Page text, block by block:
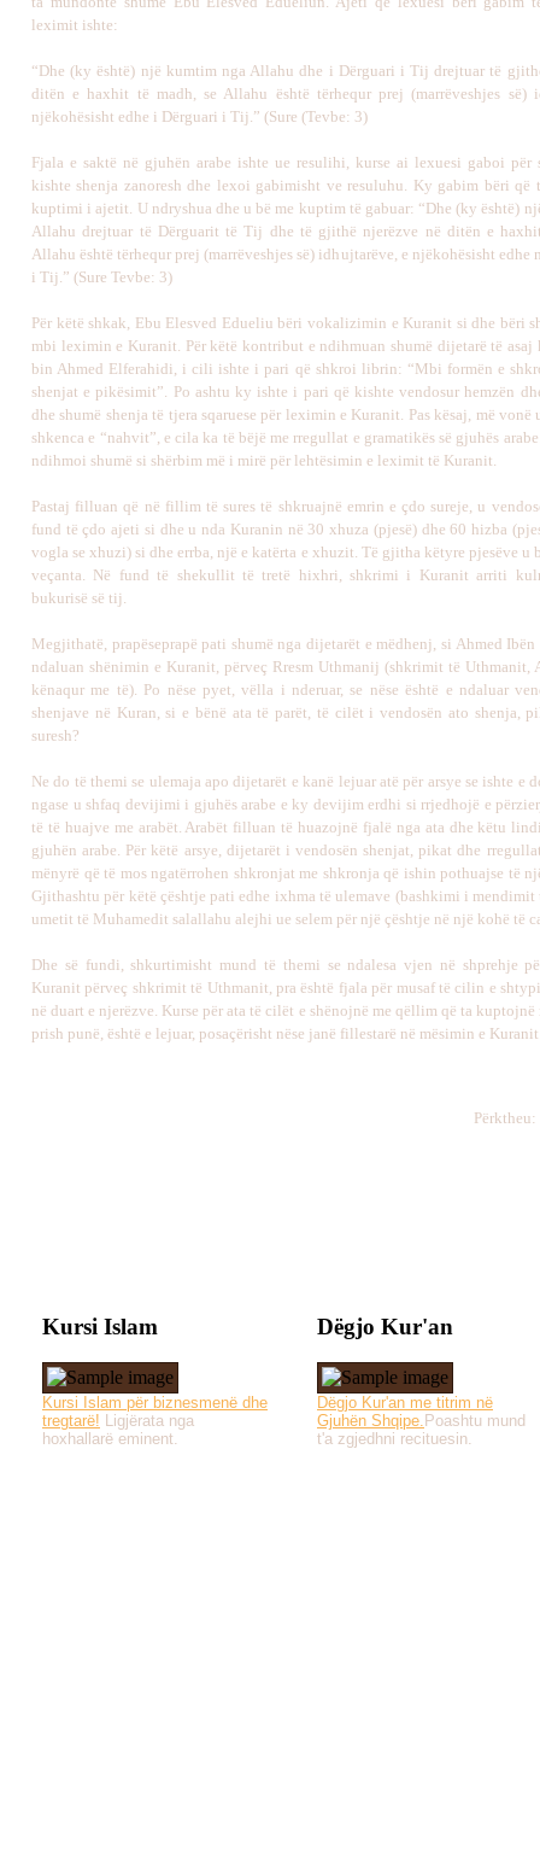
leximit ishte:
“Dhe (ky është) një kumtim nga Allahu dhe i Dërguari i Tij drejtuar të
ditën e haxhit të madh, se Allahu është tërhequr prej (marrëveshjes së)
njëkohësisht edhe i Dërguari i Tij.” (Sure (Tevbe: 3)
Fjala e saktë në gjuhën arabe ishte ue resulihi, kurse ai lexuesi gaboi për
kishte shenja zanoresh dhe lexoi gabimisht ve resuluhu. Ky gabim bëri që
kuptimi i ajetit. U ndryshua dhe u bë me kuptim të gabuar: “Dhe (ky është)
Allahu drejtuar të Dërguarit të Tij dhe të gjithë njerëzve në ditën e
Allahu është tërhequr prej (marrëveshjes së) idhujtarëve, e njëkohësisht edhe
i Tij.” (Sure Tevbe: 3)
Për këtë shkak, Ebu Elesved Edueliu bëri vokalizimin e Kuranit si dhe bëri
mbi leximin e Kuranit. Për këtë kontribut e ndihmuan shumë dijetarë të asaj
bin Ahmed Elferahidi, i cili ishte i pari që shkroi librin: “Mbi formën e
shenjat e pikësimit”. Po ashtu ky ishte i pari që kishte vendosur hemzën
dhe shumë shenja të tjera sqaruese për leximin e Kuranit. Pas kësaj, më vonë
shkenca e “nahvit”, e cila ka të bëjë me rregullat e gramatikës së gjuhës
ndihmoi shumë si shërbim më i mirë për lehtësimin e leximit të Kuranit.
Pastaj filluan që në fillim të sures të shkruajnë emrin e çdo sureje, u
fund të çdo ajeti si dhe u nda Kuranin në 30 xhuza (pjesë) dhe 60 hizba
vogla se xhuzi) si dhe errba, një e katërta e xhuzit. Të gjitha këtyre pjesëve u
veçanta. Në fund të shekullit të tretë hixhri, shkrimi i Kuranit arriti
bukurisë së tij.
Megjithatë, prapëseprapë pati shumë nga dijetarët e mëdhenj, si Ahmed
ndaluan shënimin e Kuranit, përveç Rresm Uthmanij (shkrimit të Uthmanit,
kënaqur me të). Po nëse pyet, vëlla i nderuar, se nëse është e ndaluar
shenjave në Kuran, si e bënë ata të parët, të cilët i vendosën ato shenja,
suresh?
Ne do të themi se ulemaja apo dijetarët e kanë lejuar atë për arsye se ishte e
ngase u shfaq devijimi i gjuhës arabe e ky devijim erdhi si rrjedhojë e
të të huajve me arabët. Arabët filluan të huazojnë fjalë nga ata dhe këtu
gjuhën arabe. Për këtë arsye, dijetarët i vendosën shenjat, pikat dhe
mënyrë që të mos ngatërrohen shkronjat me shkronja që ishin pothuajse të
Gjithashtu për këtë çështje pati edhe ixhma të ulemave (bashkimi i mendimit
umetit të Muhamedit salallahu alejhi ue selem për një çështje në një kohë të
Dhe së fundi, shkurtimisht mund të themi se ndalesa vjen në shprehje
Kuranit përveç shkrimit të Uthmanit, pra është fjala për musaf të cilin e
në duart e njerëzve. Kurse për ata të cilët e shënojnë me qëllim që ta
prish punë, është e lejuar, posaçërisht nëse janë fillestarë në mësimin e
Kursi Islam
Kursi Islam për biznesmenë dhe
tregtarë! Ligjërata nga
hoxhallarë eminent.
Dëgjo Kur'an
Dëgjo Kur'an me titrim në
Gjuhën Shqipe. Poashtu mund
t'a zgjedhni recituesin.